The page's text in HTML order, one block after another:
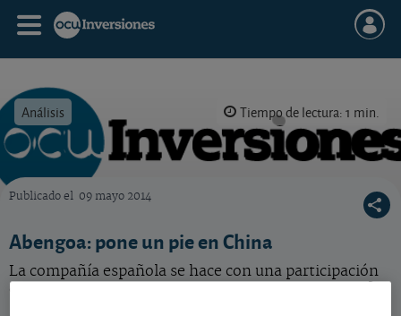
Análisis Tiempo de lectura: 1 min.
Publicado el 09 mayo 2014
Abengoa: pone un pie en China
La compañía española se hace con una participación